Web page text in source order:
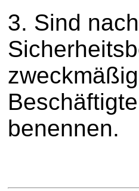
3. Sind
benennen.